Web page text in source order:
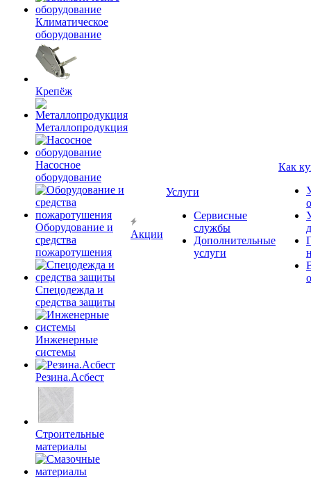
Климатическое
оборудование
Крепёж
Металлопродукция
Насосное
оборудование
Оборудование и
средства
пожаротушения
Спецодежда и
средства защиты
Инженерные
системы
Резина.Асбест
Строительные
материалы
Акции
Услуги
Сервисные
службы
Дополнительные
услуги
Как